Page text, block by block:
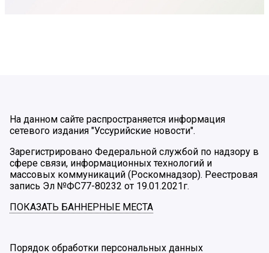
На данном сайте распространяется информация
сетевого издания "Уссурийские новости".
Зарегистрировано Федеральной службой по надзору в
сфере связи, информационных технологий и
массовых коммуникаций (Роскомнадзор). Реестровая
запись Эл №ФС77-80232 от 19.01.2021г.
ПОКАЗАТЬ БАННЕРНЫЕ МЕСТА
Порядок обработки персональных данных